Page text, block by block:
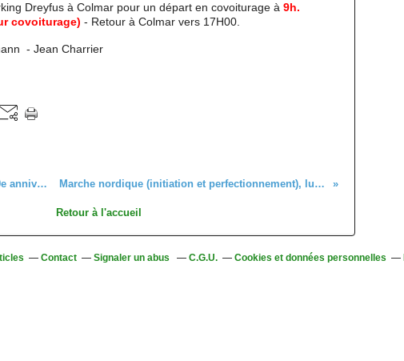
Dreyfus à Colmar pour un départ en covoiturage à 9h.
covoiturage) - Retour à Colmar vers 17H00.
- Jean Charrier
Club vosgien Colmar - 150e anniversaire - J-76 Marche nordique (initiation et perfectionnement), lundi 18 juillet 2022
Retour à l'accueil
Contact Signaler un abus C.G.U. Cookies et données personnelles